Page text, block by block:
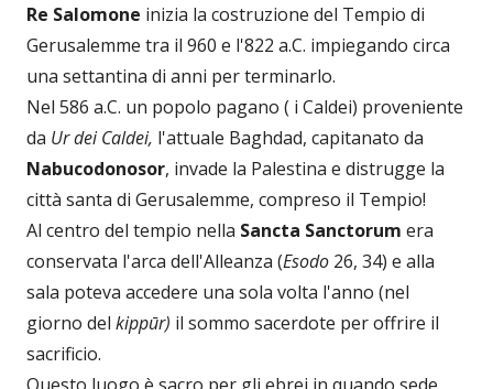
Re Salomone inizia la costruzione del Tempio di
Gerusalemme tra il 960 e l'822 a.C. impiegando circa
una settantina di anni per terminarlo.
Nel 586 a.C. un popolo pagano ( i Caldei) proveniente
da Ur dei Caldei, l'attuale Baghdad, capitanato da
Nabucodonosor, invade la Palestina e distrugge la
città santa di Gerusalemme, compreso il Tempio!
Al centro del tempio nella Sancta Sanctorum era
conservata l'arca dell'Alleanza (Esodo 26, 34) e alla
sala poteva accedere una sola volta l'anno (nel
giorno del kippūr) il sommo sacerdote per offrire il
sacrificio.